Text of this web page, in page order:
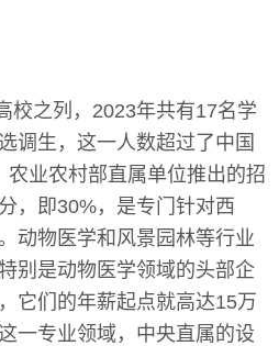
校之列，2023年共有17名学
调生，这一人数超过了中国
农业农村部直属单位推出的招
，即30%，是专门针对西
动物医学和风景园林等行业
别是动物医学领域的头部企
它们的年薪起点就高达15万
一专业领域，中央直属的设